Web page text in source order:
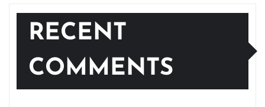
RECENT
COMMENTS